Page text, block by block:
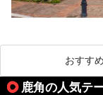
おすす
鹿角の人気テ